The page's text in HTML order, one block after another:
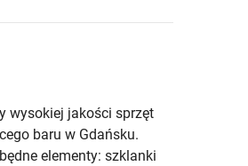
wysokiej jakości sprzęt
baru w Gdańsku.
elementy: szklanki